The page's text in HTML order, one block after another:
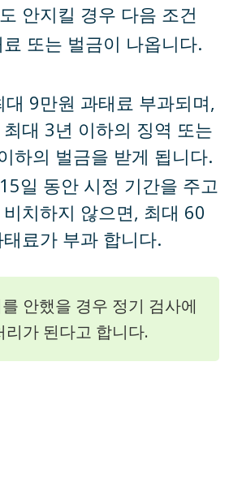
안지킬 경우 다음 조건
또는 벌금이 나옵니다.
대 9만원 과태료 부과되며,
대 3년 이하의 징역 또는
하의 벌금을 받게 됩니다.
일 동안 시정 기간을 주고
치하지 않으면, 최대 60
료가 부과 합니다.
안했을 경우 정기 검사에
리가 된다고 합니다.